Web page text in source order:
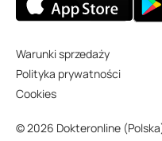
Warunki sprzedaży
Polityka prywatności
Cookies
© 2026 Dokteronline